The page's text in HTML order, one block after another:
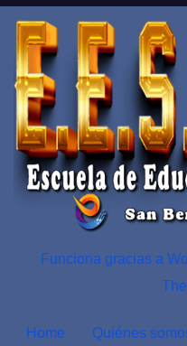
Funciona gracias a
Home Quiénes